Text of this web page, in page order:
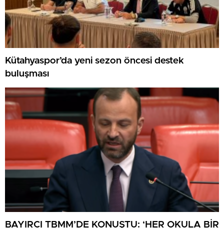
Kütahyaspor’da yeni sezon öncesi destek
buluşması
BAYIRCI TBMM’DE KONUŞTU: ‘HER OKULA BİR